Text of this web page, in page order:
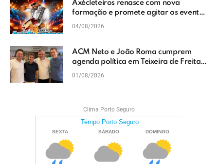
Axécleteiros renasce com nova
formação e promete agitar os eventos
do Extremo Sul da Bahia
04/08/2026
ACM Neto e João Roma cumprem
agenda política em Teixeira de Freitas
e reforçam projeto para o Extremo Sul
01/08/2026
Clima Porto Seguro